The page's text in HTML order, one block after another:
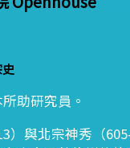
助研究員。
）與北宗神秀（